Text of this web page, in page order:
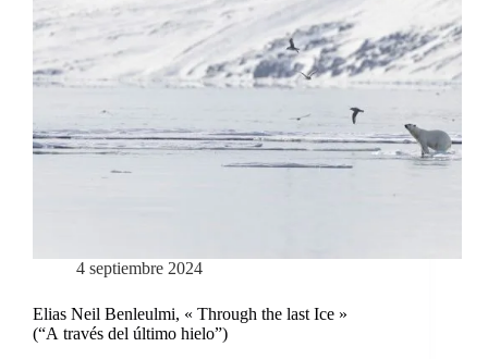
4 septiembre 2024
Elias Neil Benleulmi, « Through the last Ice »
(“A través del último hielo”)